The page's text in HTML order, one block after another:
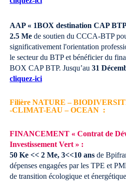
AAP « 1BOX destination CAP
2.5 Me de soutien du CCCA-BTP
significativement l'orientation
le secteur du BTP et bénéficier du
BOX CAP BTP. Jusqu’au 31
cliquez-ici
Filière NATURE –
-CLIMAT-EAU – OCEAN :
FINANCEMENT « Contrat de
Investissement Vert » :
50 Ke << 2 Me, 3<<10 ans de
dépenses engagées par les TPE et
de transition écologique et